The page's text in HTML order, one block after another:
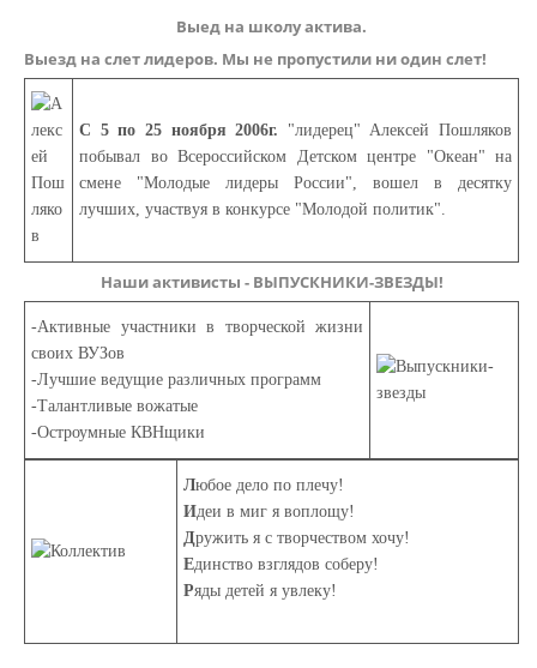
Выед на школу актива.
Выезд на слет лидеров. Мы не пропустили ни один слет!
С 5 по 25 ноября 2006г. "лидерец" Алексей Пошляков
побывал во Всероссийском Детском центре "Океан" на
смене "Молодые лидеры России", вошел в десятку
лучших, участвуя в конкурсе "Молодой политик".
Наши активисты - ВЫПУСКНИКИ-ЗВЕЗДЫ!
-Активные участники в творческой жизни
своих ВУЗов
-Лучшие ведущие различных программ
-Талантливые вожатые
-Остроумные КВНщики
Любое дело по плечу!
Идеи в миг я воплощу!
Дружить я с творчеством хочу!
Единство взглядов соберу!
Ряды детей я увлеку!